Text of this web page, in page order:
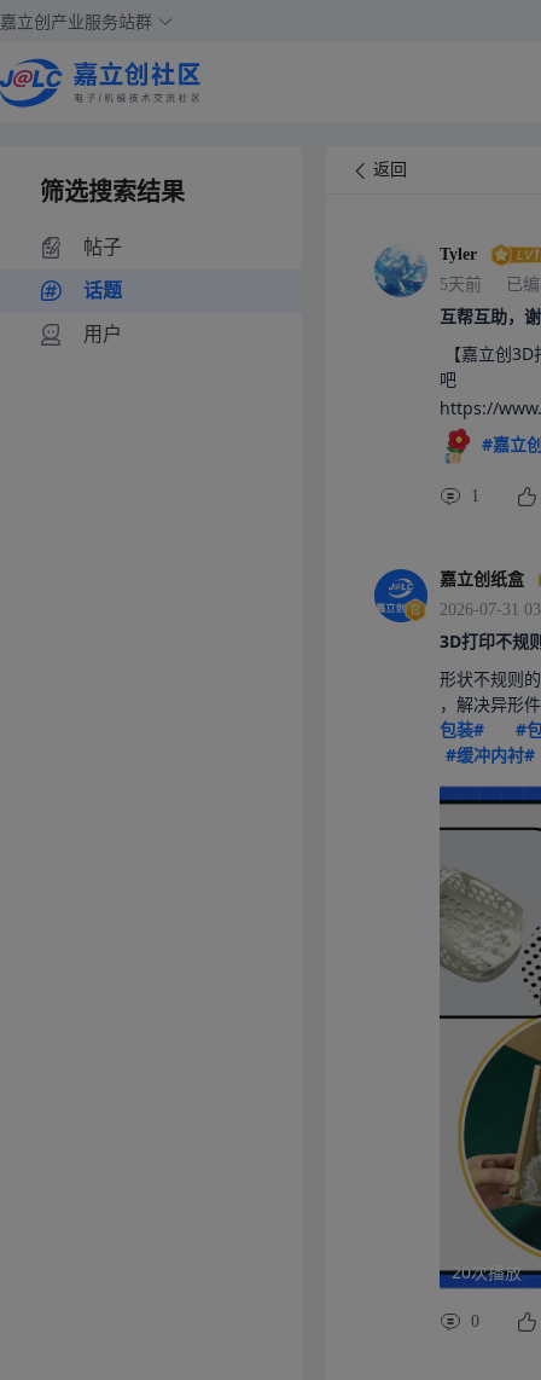
嘉立创产业服务站群
筛选搜索结果
帖子
话题
用户
返回
Tyler
5天前
已
互帮互助，
吧
https://
#嘉立
1
嘉立创纸盒
2026-07-31
3D打印不规
形状不规则
，解决异形
包装#
#
#缓冲内衬#
20次播放
0